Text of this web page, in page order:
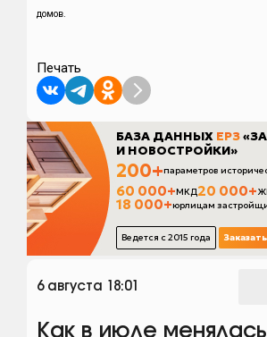
домов.
Печать
6 августа 18:01
Как в июле менялась